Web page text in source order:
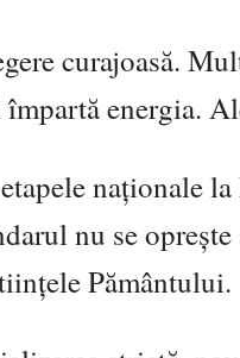
curajoasă.
energia.
naționale
nu se oprește
Pământului.